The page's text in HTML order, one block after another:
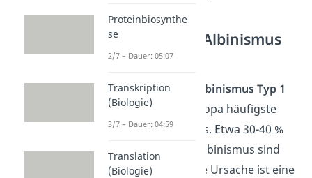
Okulokutaner Albinismus
Typ 1 (OCA1)
DerOkulokutane Albinismus Typ 1
(OCA1) ist die in Europa häufigste
Form von Albinismus. Etwa 30-40 %
der Menschen mit Albinismus sind
davon betroffen. Die Ursache ist eine
Proteinbiosynthe
se
2/7 – Dauer: 05:07
Transkription
(Biologie)
3/7 – Dauer: 04:59
Translation
(Biologie)